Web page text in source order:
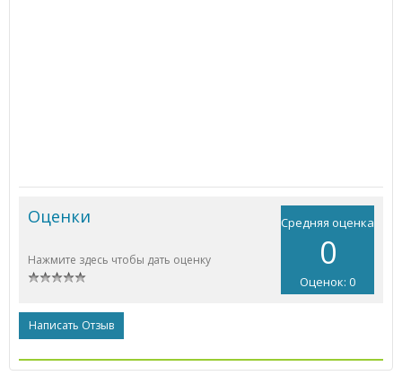
Средняя оценка
0
Оценок: 0
Оценки
Нажмите здесь чтобы дать оценку
Написать Отзыв